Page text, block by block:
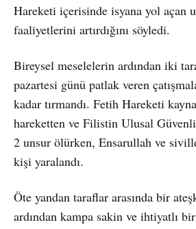
Hareketi içerisinde isyana yol açan
faaliyetlerini artırdığını söyledi.
Bireysel meselelerin ardından iki
pazartesi günü patlak veren
kadar tırmandı. Fetih Hareketi
hareketten ve Filistin Ulusal
2 unsur ölürken, Ensarullah ve
kişi yaralandı.
Öte yandan taraflar arasında bir
ardından kampa sakin ve ihtiyatlı